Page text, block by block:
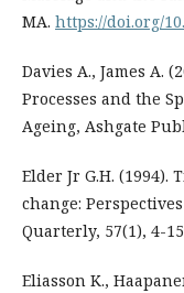
MA. https://doi.org/
Davies A., James A.
Processes and the
Ageing, Ashgate
Elder Jr G.H. (1994).
change:
Quarterly, 57(1), 4-
Eliasson K.,